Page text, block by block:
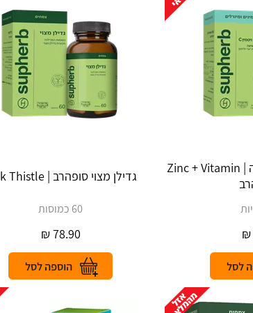
אבץ + וויטמין C למציצה | Zinc + Vitamin
₪
גדילן מצוי סופהרב | Milk Thistle
60 כמוסות
78.90
₪